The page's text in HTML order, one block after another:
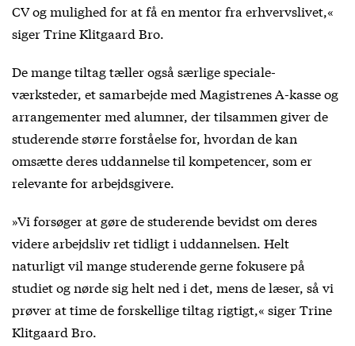
CV og mulighed for at få en mentor fra erhvervslivet,«
siger Trine Klitgaard Bro.
De mange tiltag tæller også særlige speciale-
værksteder, et samarbejde med Magistrenes A-kasse og
arrangementer med alumner, der tilsammen giver de
studerende større forståelse for, hvordan de kan
omsætte deres uddannelse til kompetencer, som er
relevante for arbejdsgivere.
»Vi forsøger at gøre de studerende bevidst om deres
videre arbejdsliv ret tidligt i uddannelsen. Helt
naturligt vil mange studerende gerne fokusere på
studiet og nørde sig helt ned i det, mens de læser, så vi
prøver at time de forskellige tiltag rigtigt,« siger Trine
Klitgaard Bro.